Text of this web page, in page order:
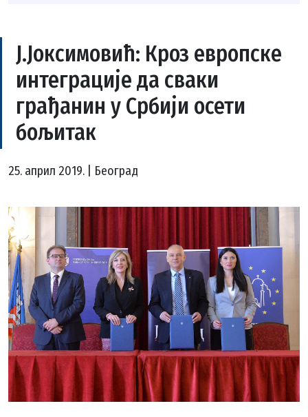
Ј.Јоксимовић: Кроз европске
интеграције да сваки
грађанин у Србији осети
бољитак
25. април 2019. | Београд